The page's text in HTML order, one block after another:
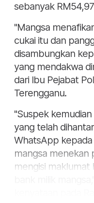
sebanyak
"Mangsa
cukai itu dan
disambungkan
yang mendakwa
dari Ibu Pejabat
Terengganu.
"Suspek
yang telah
WhatsApp
mangsa menekan
mengisi